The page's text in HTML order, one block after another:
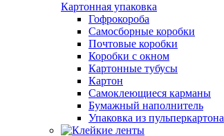
Картонная упаковка
Гофрокороба
Самосборные коробки
Почтовые коробки
Коробки с окном
Картонные тубусы
Картон
Самоклеющиеся карманы
Бумажный наполнитель
Упаковка из пульперкартона